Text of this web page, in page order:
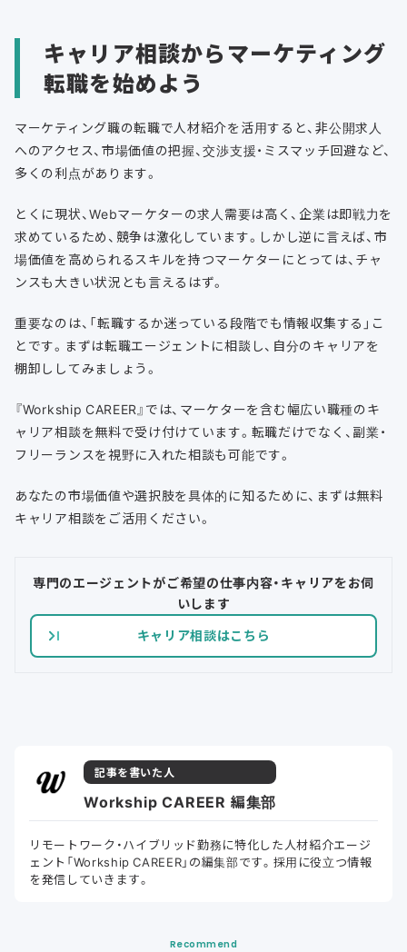
キャリア相談からマーケティング
転職を始めよう
マーケティング職の転職で人材紹介を活用すると、非公開求人
へのアクセス、市場価値の把握、交渉支援・ミスマッチ回避など、
多くの利点があります。
とくに現状、Webマーケターの求人需要は高く、企業は即戦力を
求めているため、競争は激化しています。しかし逆に言えば、市
場価値を高められるスキルを持つマーケターにとっては、チャ
ンスも大きい状況とも言えるはず。
重要なのは、「転職するか迷っている段階でも情報収集する」こ
とです。まずは転職エージェントに相談し、自分のキャリアを
棚卸ししてみましょう。
『Workship CAREER』では、マーケターを含む幅広い職種のキ
ャリア相談を無料で受け付けています。転職だけでなく、副業・
フリーランスを視野に入れた相談も可能です。
あなたの市場価値や選択肢を具体的に知るために、まずは無料
キャリア相談をご活用ください。
専門のエージェントがご希望の仕事内容・キャリアをお伺
いします
キャリア相談はこちら
記事を書いた人
Workship CAREER 編集部
リモートワーク・ハイブリッド勤務に特化した人材紹介エージ
ェント「Workship CAREER」の編集部です。採用に役立つ情報
を発信していきます。
Recommend